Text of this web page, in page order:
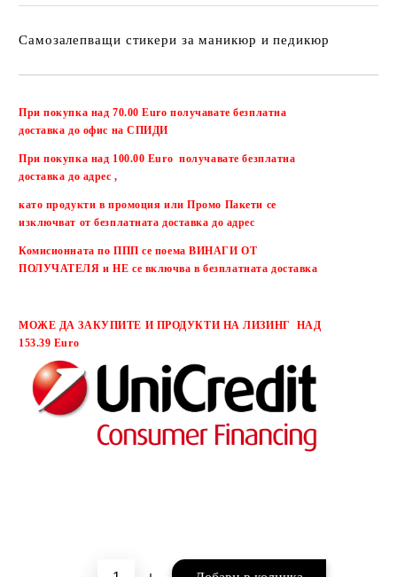
Самозалепващи стикери за маникюр и педикюр
При покупка над 70.00 Euro получавате безплатна
доставка до офис на СПИДИ
При покупка над 100.00 Euro получавате безплатна
доставка до адрес ,
като продукти в промоция или Промо Пакети се
изключват от безплатната доставка до адрес
Комисионната по ППП се поема ВИНАГИ ОТ
ПОЛУЧАТЕЛЯ и НЕ се включва в безплатната доставка
МОЖЕ ДА ЗАКУПИТЕ И ПРОДУКТИ НА ЛИЗИНГ НАД
153.39 Euro